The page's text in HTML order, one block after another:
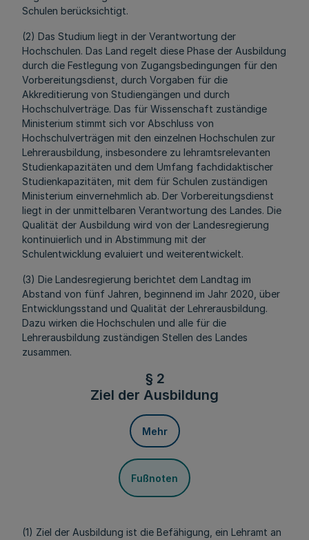
Schulen berücksichtigt.
(2) Das Studium liegt in der Verantwortung der
Hochschulen. Das Land regelt diese Phase der Ausbildung
durch die Festlegung von Zugangsbedingungen für den
Vorbereitungsdienst, durch Vorgaben für die
Akkreditierung von Studiengängen und durch
Hochschulverträge. Das für Wissenschaft zuständige
Ministerium stimmt sich vor Abschluss von
Hochschulverträgen mit den einzelnen Hochschulen zur
Lehrerausbildung, insbesondere zu lehramtsrelevanten
Studienkapazitäten und dem Umfang fachdidaktischer
Studienkapazitäten, mit dem für Schulen zuständigen
Ministerium einvernehmlich ab. Der Vorbereitungsdienst
liegt in der unmittelbaren Verantwortung des Landes. Die
Qualität der Ausbildung wird von der Landesregierung
kontinuierlich und in Abstimmung mit der
Schulentwicklung evaluiert und weiterentwickelt.
(3) Die Landesregierung berichtet dem Landtag im
Abstand von fünf Jahren, beginnend im Jahr 2020, über
Entwicklungsstand und Qualität der Lehrerausbildung.
Dazu wirken die Hochschulen und alle für die
Lehrerausbildung zuständigen Stellen des Landes
zusammen.
§ 2
Ziel der Ausbildung
Mehr
Fußnoten
(1) Ziel der Ausbildung ist die Befähigung, ein Lehramt an